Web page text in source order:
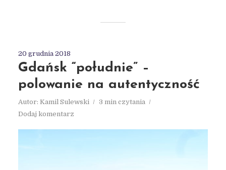
20 grudnia 2018
Gdańsk “południe” –
polowanie na autentyczność
Autor: Kamil Sulewski
3 min czytania
Dodaj komentarz